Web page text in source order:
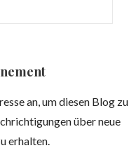
an, um diesen Blog zu
über neue
erhalten.